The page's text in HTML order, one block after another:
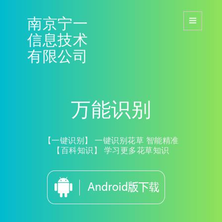
Toggle
南京宁一
信息技术
有限公司
万能识别
【一键识别】 一键识别花草 智能精准
【百科知识】 学习更多花草知识